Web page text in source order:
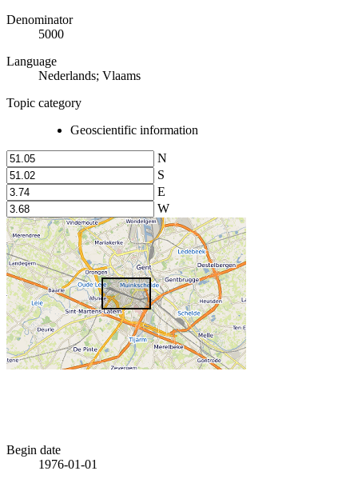
Denominator
5000
Language
Nederlands; Vlaams
Topic category
Geoscientific information
N
S
E
W
Begin date
1976-01-01